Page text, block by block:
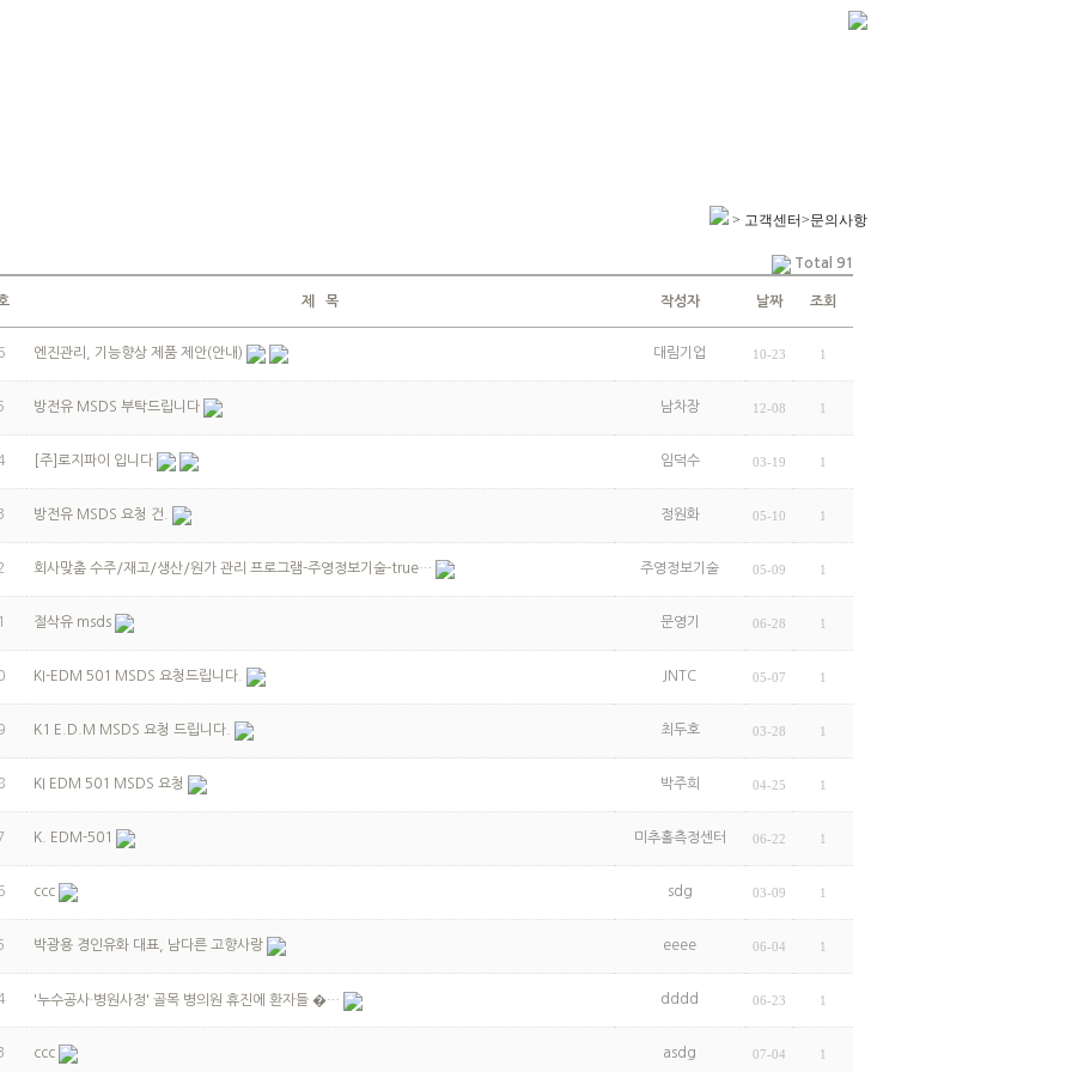
> 고객센터>문의사항
Total 91
제 목 작성자 날짜 조회
엔진관리, 기능향상 제품 제안(안내) 대림기업 10-23 1
방전유 MSDS 부탁드립니다 남차장 12-08 1
[주]로지파이 입니다 임덕수 03-19 1
방전유 MSDS 요청 건. 정원화 05-10 1
회사맞춤 수주/재고/생산/원가 관리 프로그램-주영정보기술-true… 주영정보기술 05-09 1
절삭유 msds 문영기 06-28 1
KI-EDM 501 MSDS 요청드립니다. JNTC 05-07 1
K1 E.D.M MSDS 요청 드립니다. 최두호 03-28 1
KI EDM 501 MSDS 요청 박주희 04-25 1
K. EDM-501 미추홀측정센터 06-22 1
ccc sdg 03-09 1
박광용 경인유화 대표, 남다른 고향사랑 eeee 06-04 1
'누수공사·병원사정' 골목 병의원 휴진에 환자들 �… dddd 06-23 1
ccc asdg 07-04 1